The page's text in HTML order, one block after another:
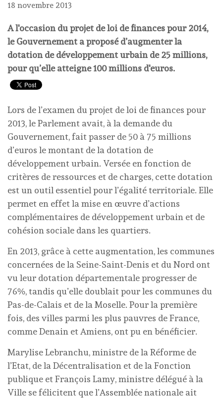
18 novembre 2013
A l'occasion du projet de loi de finances pour 2014,
le Gouvernement a proposé d’augmenter la
dotation de développement urbain de 25 millions,
pour qu’elle atteigne 100 millions d'euros.
Lors de l’examen du projet de loi de finances pour
2013, le Parlement avait, à la demande du
Gouvernement, fait passer de 50 à 75 millions
d’euros le montant de la dotation de
développement urbain. Versée en fonction de
critères de ressources et de charges, cette dotation
est un outil essentiel pour l’égalité territoriale. Elle
permet en effet la mise en œuvre d’actions
complémentaires de développement urbain et de
cohésion sociale dans les quartiers.
En 2013, grâce à cette augmentation, les communes
concernées de la Seine-Saint-Denis et du Nord ont
vu leur dotation départementale progresser de
76%, tandis qu’elle doublait pour les communes du
Pas-de-Calais et de la Moselle. Pour la première
fois, des villes parmi les plus pauvres de France,
comme Denain et Amiens, ont pu en bénéficier.
Marylise Lebranchu, ministre de la Réforme de
l’Etat, de la Décentralisation et de la Fonction
publique et François Lamy, ministre délégué à la
Ville se félicitent que l’Assemblée nationale ait